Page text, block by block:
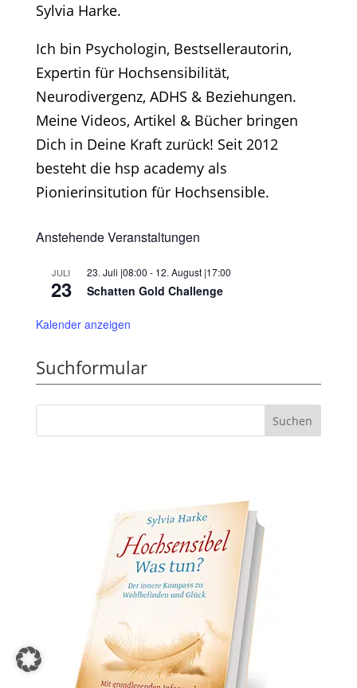
Sylvia Harke.
Ich bin Psychologin, Bestsellerautorin,
Expertin für Hochsensibilität,
Neurodivergenz, ADHS & Beziehungen.
Meine Videos, Artikel & Bücher bringen
Dich in Deine Kraft zurück! Seit 2012
besteht die hsp academy als
Pionierinsitution für Hochsensible.
Anstehende Veranstaltungen
JULI
23
23. Juli |08:00 - 12. August |17:00
Schatten Gold Challenge
Kalender anzeigen
Suchformular